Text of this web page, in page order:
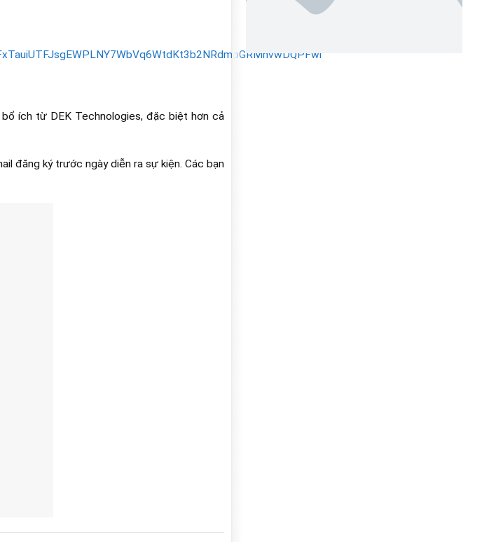
ích từ DEK Technologies, đặc biệt hơn cả
đăng ký trước ngày diễn ra sự kiện. Các bạn